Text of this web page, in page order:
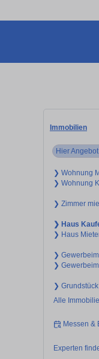
Immobilien
Hier
❯ Wohnung
❯ Wohnung
❯ Zimmer
❯ Haus
❯ Haus
❯
❯
❯
Alle
Messen &
Experten